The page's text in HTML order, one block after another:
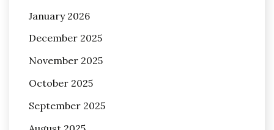
January 2026
December 2025
November 2025
October 2025
September 2025